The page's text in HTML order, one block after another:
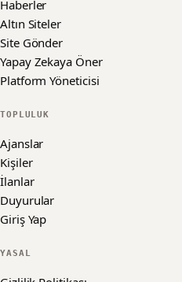
Haberler
Altın Siteler
Site Gönder
Yapay Zekaya Öner
Platform Yöneticisi
TOPLULUK
Ajanslar
Kişiler
İlanlar
Duyurular
Giriş Yap
YASAL